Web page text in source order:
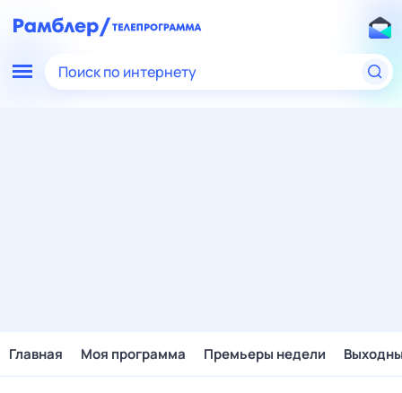
Поиск по интернету
Главная Моя программа Премьеры недели